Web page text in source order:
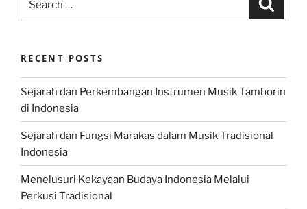
RECENT POSTS
Sejarah dan Perkembangan Instrumen Musik Tamborin
di Indonesia
Sejarah dan Fungsi Marakas dalam Musik Tradisional
Indonesia
Menelusuri Kekayaan Budaya Indonesia Melalui
Perkusi Tradisional